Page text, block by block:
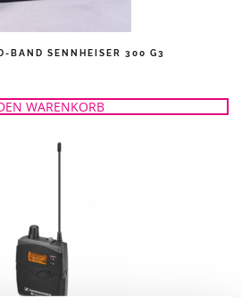
BAND SENNHEISER 300 G3
WARENKORB